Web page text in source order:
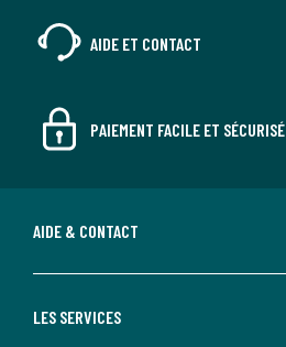
AIDE ET CONTACT
PAIEMENT FACILE ET SÉCURISÉ
AIDE & CONTACT
LES SERVICES